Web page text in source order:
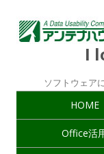
I
ソフトウェア
HOME
Office活